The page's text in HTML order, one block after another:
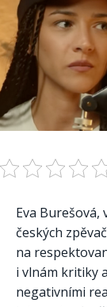
Eva Burešová,
českých
na
i vlnám kritiky
negativními